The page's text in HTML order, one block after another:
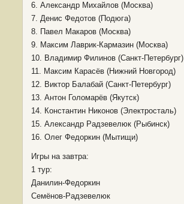
6. Александр Михайлов (Москва)
7. Денис Федотов (Подюга)
8. Павел Макаров (Москва)
9. Максим Лаврик-Кармазин (Москва)
10. Владимир Филинов (Санкт-Петербург)
11. Максим Карасёв (Нижний Новгород)
12. Виктор Балабай (Санкт-Петербург)
13. Антон Голомарёв (Якутск)
14. Константин Никонов (Электросталь)
15. Александр Радзевелюк (Рыбинск)
16. Олег Федоркин (Мытищи)
Игры на завтра:
1 тур:
Данилин-Федоркин
Семёнов-Радзевелюк